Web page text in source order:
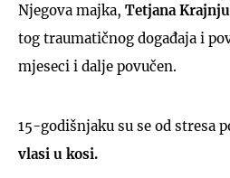
Njegova majka, Tetjana
tog traumatičnog događaja i
mjeseci i dalje povučen.
15-godišnjaku su se od stresa
vlasi u kosi.